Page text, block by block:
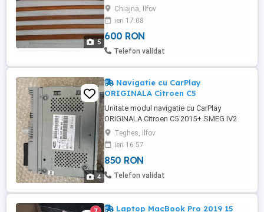
5
FABRICATA LA COOPERATIVA TEHNO-
METAL CLUJ Predare personală: în
București (Calea Giulești), în Ilfov (Chiajna)
Pentru livrarea în alte localități: doar cu
plata în cont, nu trimit ramburs
Chiajna, Ilfov
ieri 17:08
600 RON
Telefon validat
4
Navigatie cu CarPlay
ORIGINALA Citroen C5
Unitate modul navigatie cu CarPlay
ORIGINALA Citroen C5 2015+ SMEG IV2
Cod 9814196780, perfect functionala.
Teghes, Ilfov
ieri 16:57
850 RON
Telefon validat
Laptop MacBook Pro 2019 15